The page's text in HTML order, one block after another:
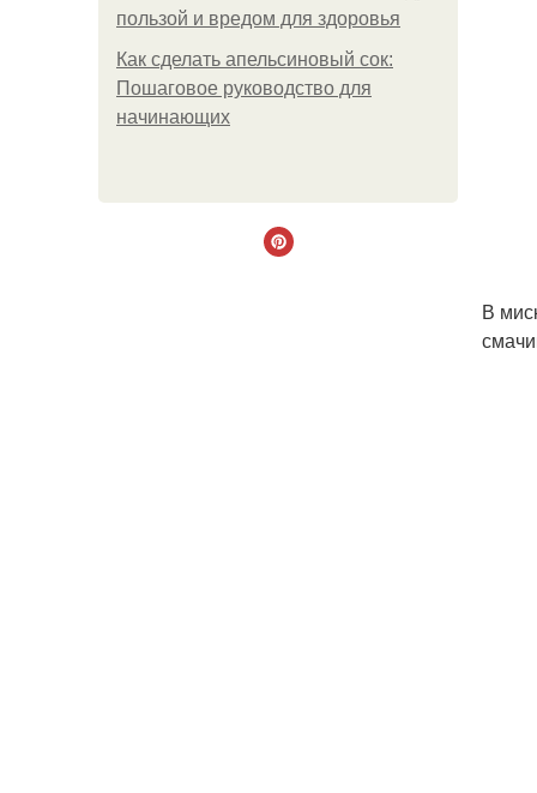
пользой и вредом для здоровья
Как сделать апельсиновый сок:
Пошаговое руководство для
начинающих
В